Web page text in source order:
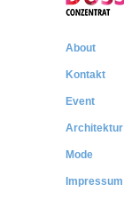
About
Kontakt
Event
Architektur
Mode
Impressum